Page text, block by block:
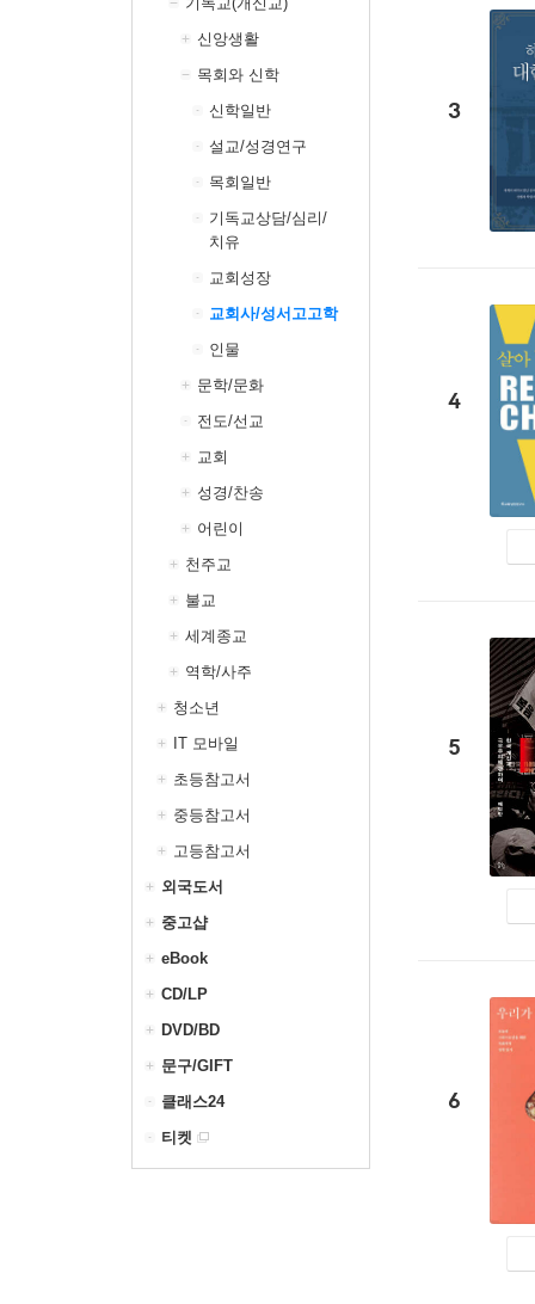
신앙생활
목회와 신학
신학일반
설교/성경연구
목회일반
기독교상담/심리/
치유
교회성장
교회사/성서고고학
인물
문학/문화
전도/선교
교회
성경/찬송
어린이
천주교
불교
세계종교
역학/사주
청소년
IT 모바일
초등참고서
중등참고서
고등참고서
외국도서
중고샵
eBook
CD/LP
DVD/BD
문구/GIFT
클래스24
티켓
3
4
5
6